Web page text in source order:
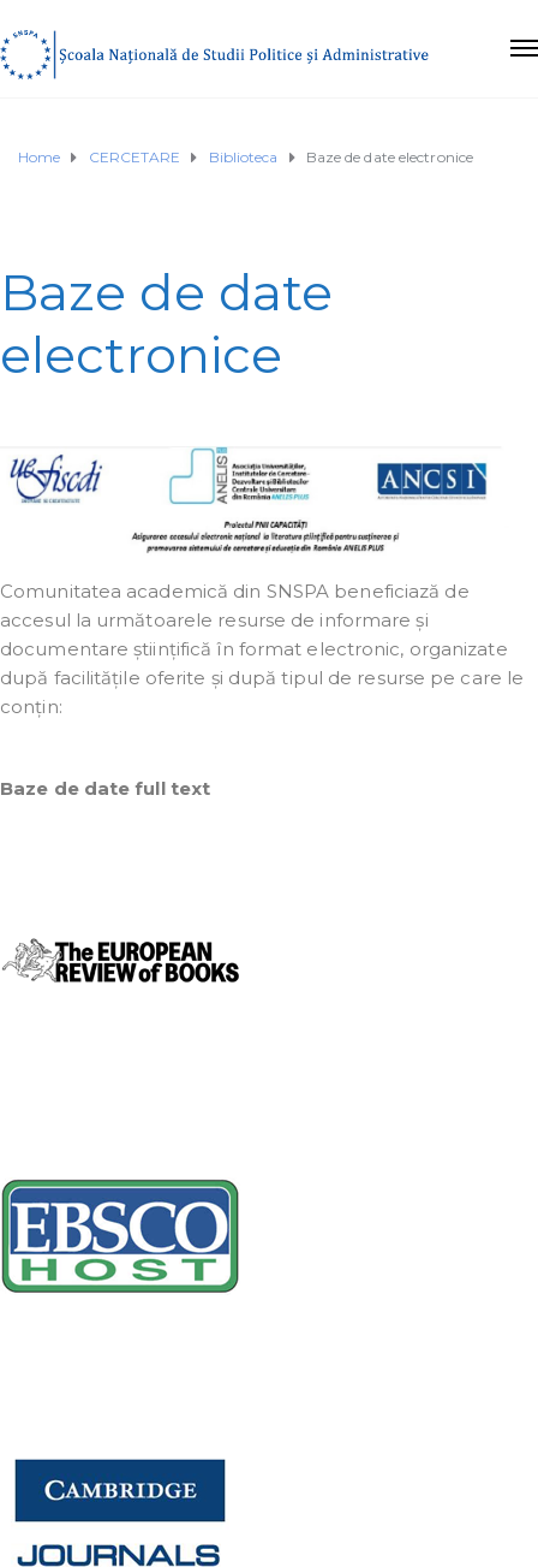
Home CERCETARE Biblioteca Baze de date electronice
Baze de date
electronice
Comunitatea academică din SNSPA beneficiază de
accesul la următoarele resurse de informare și
documentare științifică în format electronic, organizate
după facilitățile oferite și după tipul de resurse pe care le
conțin:
Baze de date full text